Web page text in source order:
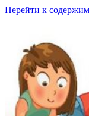
Перейти к